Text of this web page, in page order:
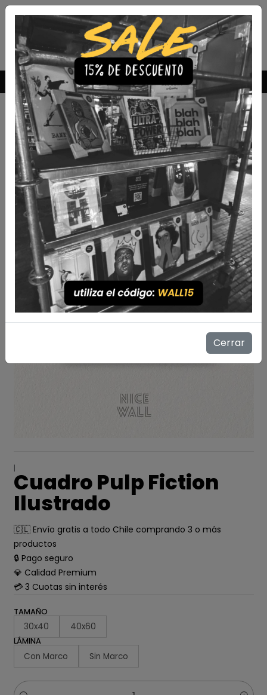
Envío Gratis a todo Chile comprando 3 o más productos
|
Cuadro Pulp Fiction
Ilustrado
🇨🇱 Envío gratis a todo Chile comprando 3 o más
productos
🔒 Pago seguro
💎 Calidad Premium
💳 3 Cuotas sin interés
TAMAÑO
30x40 40x60
LÁMINA
Con Marco Sin Marco
Cerrar